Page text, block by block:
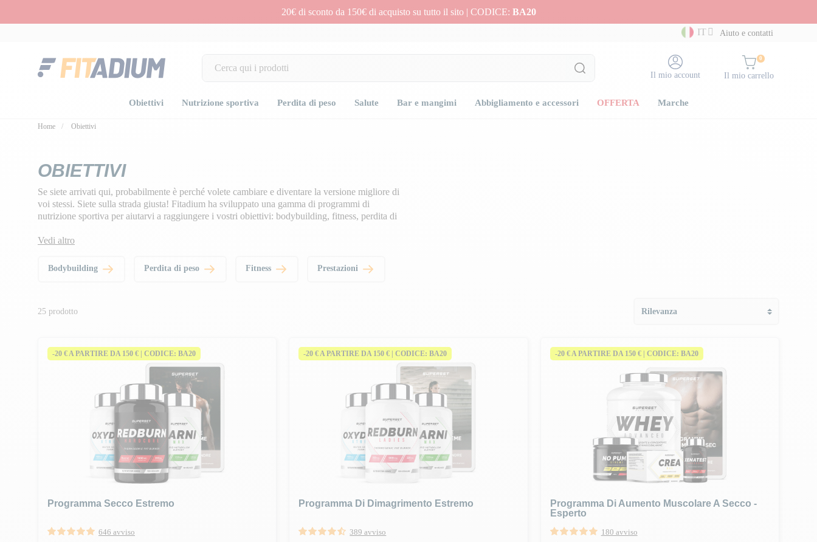
20€ di sconto da 150€ di acquisto su tutto il sito | CODICE: BA20
IT
Aiuto e contatti
Il mio account
0
Il mio carrello
Obiettivi Nutrizione sportiva Perdita di peso Salute Bar e mangimi Abbigliamento e accessori OFFERTA Marche
Home Obiettivi
OBIETTIVI
Se siete arrivati qui, probabilmente è perché volete cambiare e diventare la versione migliore di
voi stessi. Siete sulla strada giusta! Fitadium ha sviluppato una gamma di programmi di
nutrizione sportiva per aiutarvi a raggiungere i vostri obiettivi: bodybuilding, fitness, perdita di
Vedi altro
Bodybuilding Perdita di peso Fitness Prestazioni
25 prodotto
-20 € A PARTIRE DA 150 € | CODICE: BA20
Programma Secco Estremo
646 avviso
-20 € A PARTIRE DA 150 € | CODICE: BA20
Programma Di Dimagrimento Estremo
389 avviso
-20 € A PARTIRE DA 150 € | CODICE: BA20
Programma Di Aumento Muscolare A Secco -
Esperto
180 avviso